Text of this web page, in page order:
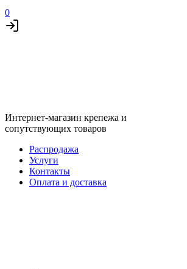
0
Интернет-магазин крепежа и
сопутствующих товаров
Распродажа
Услуги
Контакты
Оплата и доставка